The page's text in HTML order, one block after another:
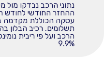
נתוני הרכב נבדקו
ההחזר החודשי לחודש
הרכב ועל פי ריבית
9.9%